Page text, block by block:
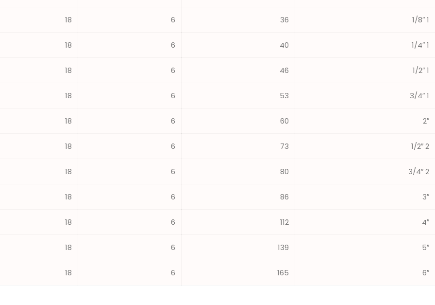
1 1/8″
36
6
18
1 1/4″
40
6
18
1 1/2″
46
6
18
1 3/4″
53
6
18
2″
60
6
18
2 1/2″
73
6
18
2 3/4″
80
6
18
3″
86
6
18
4″
112
6
18
5″
139
6
18
6″
165
6
18